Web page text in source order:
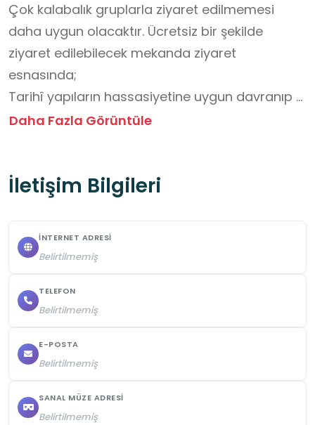
Çok kalabalık gruplarla ziyaret edilmemesi
daha uygun olacaktır. Ücretsiz bir şekilde
ziyaret edilebilecek mekanda ziyaret
esnasında;
Tarihî yapıların hassasiyetine uygun davranıp
tarihi dokuya zarar verecek davranışlardan
olabileceğinden dikkatli hareket etmeyi,
Daha Fazla Görüntüle
İletişim Bilgileri
İNTERNET ADRESI
Belirtilmemiş
TELEFON
Belirtilmemiş
E-POSTA
Belirtilmemiş
SANAL MÜZE ADRESI
Belirtilmemiş